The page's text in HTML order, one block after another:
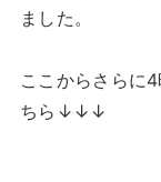
ました。
ここからさらに
ちら↓↓↓